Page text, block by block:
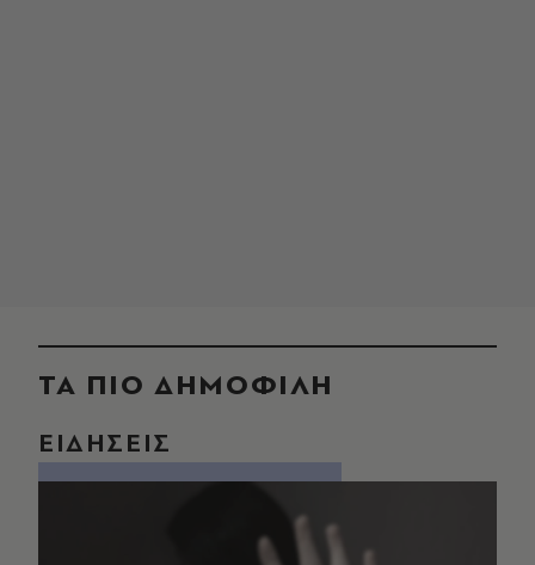
ΤΑ ΠΙΟ ΔΗΜΟΦΙΛΗ
ΕΙΔΗΣΕΙΣ